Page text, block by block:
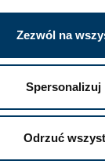
Zezwól na
Spersonalizuj
Odrzuć